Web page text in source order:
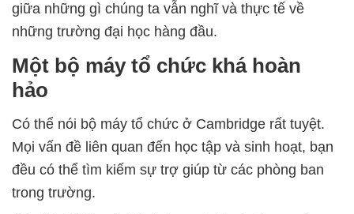
giữa những gì chúng ta vẫn nghĩ và thực tế về
những trường đại học hàng đầu.
Một bộ máy tổ chức khá hoàn
hảo
Có thể nói bộ máy tổ chức ở Cambridge rất tuyệt.
Mọi vấn đề liên quan đến học tập và sinh hoạt, bạn
đều có thể tìm kiếm sự trợ giúp từ các phòng ban
trong trường.